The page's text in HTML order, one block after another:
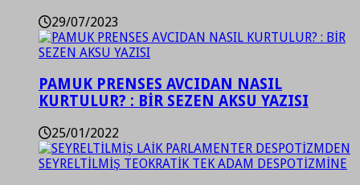
29/07/2023
PAMUK PRENSES AVCIDAN NASIL
KURTULUR? : BİR SEZEN AKSU YAZISI
25/01/2022